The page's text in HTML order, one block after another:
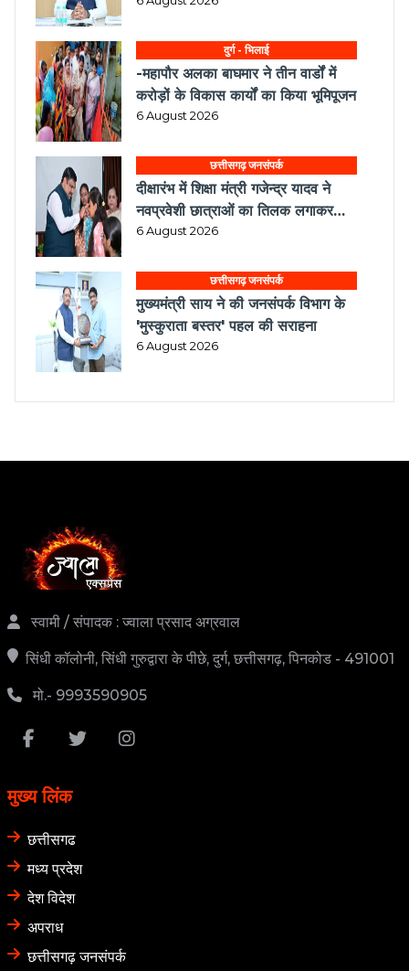
दुर्ग - भिलाई
-महापौर अलका बाघमार ने तीन वार्डों में
करोड़ों के विकास कार्यों का किया भूमिपूजन
6 August 2026
छत्तीसगढ़ जनसंपर्क
दीक्षारंभ में शिक्षा मंत्री गजेन्द्र यादव ने
नवप्रवेशी छात्राओं का तिलक लगाकर
विद्यार्थियों से किये आत्मीय संवाद
6 August 2026
छत्तीसगढ़ जनसंपर्क
मुख्यमंत्री साय ने की जनसंपर्क विभाग के
'मुस्कुराता बस्तर' पहल की सराहना
6 August 2026
स्वामी / संपादक : ज्वाला प्रसाद अग्रवाल
सिंधी कॉलोनी, सिंधी गुरुद्वारा के पीछे, दुर्ग, छत्तीसगढ़, पिनकोड - 491001
मो.- 9993590905
मुख्य लिंक
छत्तीसगढ
मध्य प्रदेश
देश विदेश
अपराध
छत्तीसगढ़ जनसंपर्क